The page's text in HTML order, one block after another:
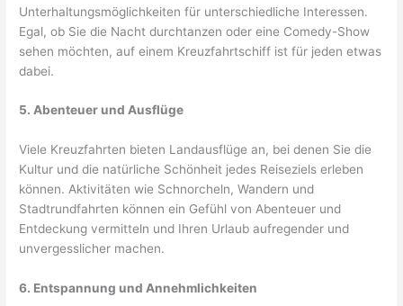
Unterhaltungsmöglichkeiten für unterschiedliche Interessen.
Egal, ob Sie die Nacht durchtanzen oder eine Comedy-Show
sehen möchten, auf einem Kreuzfahrtschiff ist für jeden etwas
dabei.
5. Abenteuer und Ausflüge
Viele Kreuzfahrten bieten Landausflüge an, bei denen Sie die
Kultur und die natürliche Schönheit jedes Reiseziels erleben
können. Aktivitäten wie Schnorcheln, Wandern und
Stadtrundfahrten können ein Gefühl von Abenteuer und
Entdeckung vermitteln und Ihren Urlaub aufregender und
unvergesslicher machen.
6. Entspannung und Annehmlichkeiten